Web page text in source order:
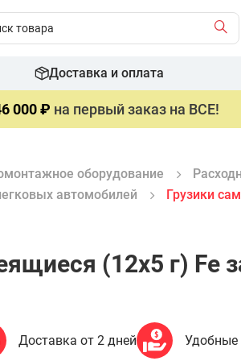
Доставка и оплата
000 ₽ на первый заказ на ВСЕ!
оборудование
автомобилей
Грузики
(12х5 г) Fe
Доставка от 2 дней Удобные